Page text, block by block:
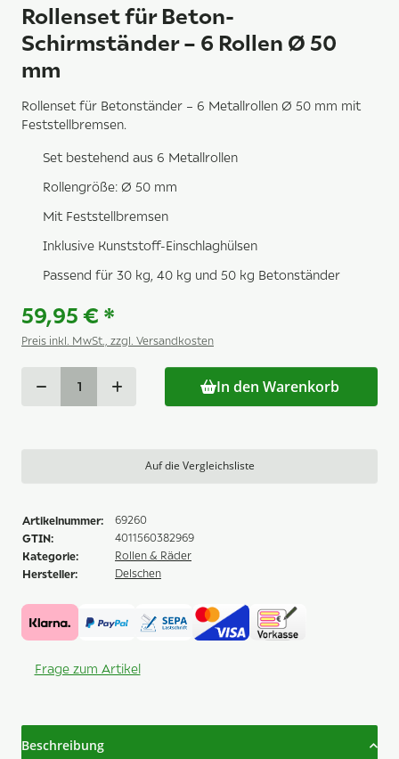
Rollenset für Beton-
Schirmständer – 6 Rollen Ø 50
mm
Rollenset für Betonständer – 6 Metallrollen Ø 50 mm mit
Feststellbremsen.
Set bestehend aus 6 Metallrollen
Rollengröße: Ø 50 mm
Mit Feststellbremsen
Inklusive Kunststoff-Einschlaghülsen
Passend für 30 kg, 40 kg und 50 kg Betonständer
59,95 € *
Preis inkl. MwSt., zzgl. Versandkosten
In den Warenkorb
Auf die Vergleichsliste
Artikelnummer: 69260
GTIN: 4011560382969
Kategorie: Rollen & Räder
Hersteller: Delschen
Frage zum Artikel
Beschreibung